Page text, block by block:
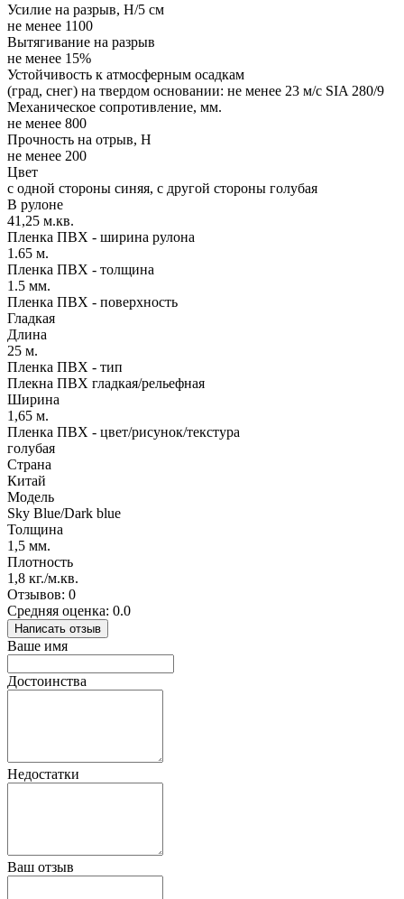
Усилие на разрыв, Н/5 см
не менее 1100
Вытягивание на разрыв
не менее 15%
Устойчивость к атмосферным осадкам
(град, снег) на твердом основании: не менее 23 м/с SIA 280/9
Механическое сопротивление, мм.
не менее 800
Прочность на отрыв, Н
не менее 200
Цвет
с одной стороны синяя, с другой стороны голубая
В рулоне
41,25 м.кв.
Пленка ПВХ - ширина рулона
1.65 м.
Пленка ПВХ - толщина
1.5 мм.
Пленка ПВХ - поверхность
Гладкая
Длина
25 м.
Пленка ПВХ - тип
Плекна ПВХ гладкая/рельефная
Ширина
1,65 м.
Пленка ПВХ - цвет/рисунок/текстура
голубая
Страна
Китай
Модель
Sky Blue/Dark blue
Толщина
1,5 мм.
Плотность
1,8 кг./м.кв.
Отзывов: 0
Средняя оценка: 0.0
Написать отзыв
Ваше имя
Достоинства
Недостатки
Ваш отзыв